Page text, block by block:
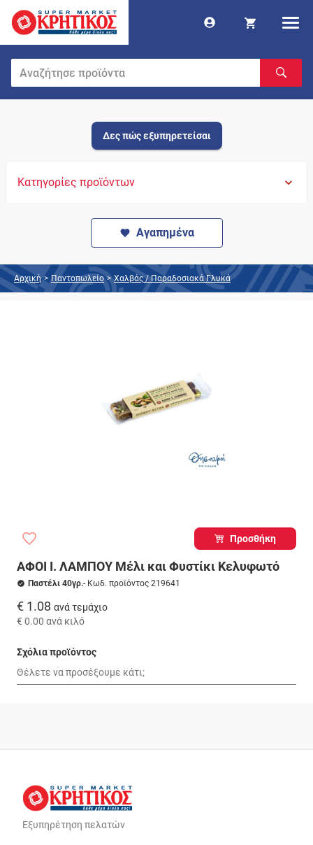
Δες πώς εξυπηρετείσαι
Κατηγορίες προϊόντων
Αγαπημένα
Αρχική > Παντοπωλείο > Χαλβάς / Παραδοσιακά Γλυκά
Προσθήκη
ΑΦΟΙ Ι. ΛΑΜΠΟΥ Μέλι και Φυστίκι Κελυφωτό
Παστέλι 40γρ.- Κωδ. προϊόντος 219641
€ 1.08 ανά τεμάχιο
€ 0.00 ανά κιλό
Σχόλια προϊόντος
Εξυπηρέτηση πελατών